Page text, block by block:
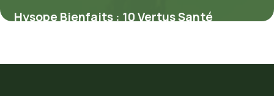
Hysope Bienfaits : 10 Vertus Santé